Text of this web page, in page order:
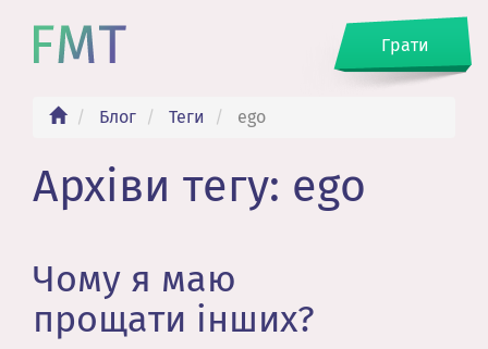
Грати
Блог Теги ego
Архіви тегу: ego
Чому я маю
прощати інших?